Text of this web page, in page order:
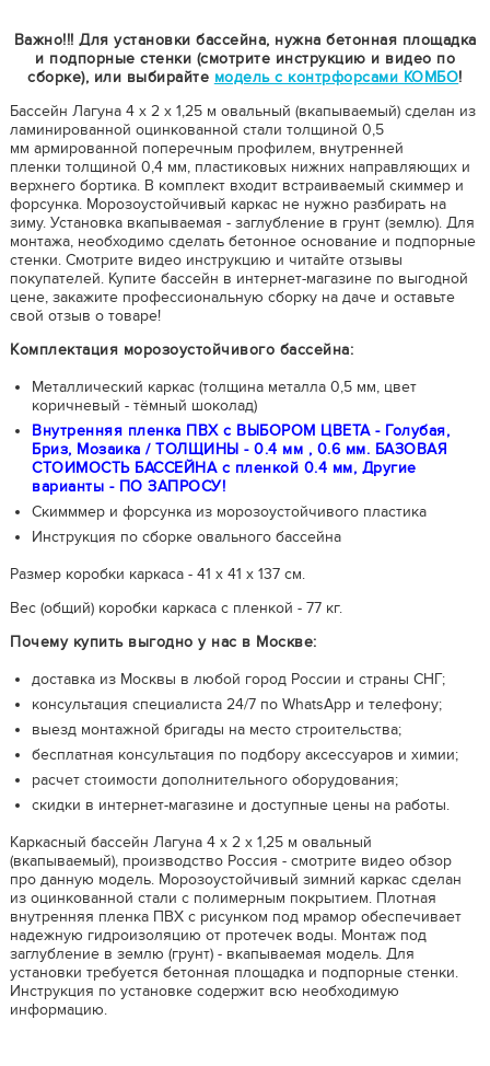
Важно!!! Для установки бассейна, нужна бетонная площадка
и подпорные стенки (смотрите инструкцию и видео по
сборке), или выбирайте модель с контрфорсами КОМБО!
Бассейн Лагуна 4 х 2 х 1,25 м овальный (вкапываемый) сделан из
ламинированной оцинкованной стали толщиной 0,5
мм армированной поперечным профилем, внутренней
пленки толщиной 0,4 мм, пластиковых нижних направляющих и
верхнего бортика. В комплект входит встраиваемый скиммер и
форсунка. Морозоустойчивый каркас не нужно разбирать на
зиму. Установка вкапываемая - заглубление в грунт (землю). Для
монтажа, необходимо сделать бетонное основание и подпорные
стенки. Смотрите видео инструкцию и читайте отзывы
покупателей. Купите бассейн в интернет-магазине по выгодной
цене, закажите профессиональную сборку на даче и оставьте
свой отзыв о товаре!
Комплектация морозоустойчивого бассейна:
Металлический каркас (толщина металла 0,5 мм, цвет
коричневый - тёмный шоколад)
Внутренняя пленка ПВХ с ВЫБОРОМ ЦВЕТА - Голубая,
Бриз, Мозаика / ТОЛЩИНЫ - 0.4 мм , 0.6 мм. БАЗОВАЯ
СТОИМОСТЬ БАССЕЙНА с пленкой 0.4 мм, Другие
варианты - ПО ЗАПРОСУ!
Скимммер и форсунка из морозоустойчивого пластика
Инструкция по сборке овального бассейна
Размер коробки каркаса - 41 х 41 х 137 см.
Вес (общий) коробки каркаса с пленкой - 77 кг.
Почему купить выгодно у нас в Москве:
доставка из Москвы в любой город России и страны СНГ;
консультация специалиста 24/7 по WhatsApp и телефону;
выезд монтажной бригады на место строительства;
бесплатная консультация по подбору аксессуаров и химии;
расчет стоимости дополнительного оборудования;
скидки в интернет-магазине и доступные цены на работы.
Каркасный бассейн Лагуна 4 х 2 х 1,25 м овальный
(вкапываемый), производство Россия - смотрите видео обзор
про данную модель. Морозоустойчивый зимний каркас сделан
из оцинкованной стали с полимерным покрытием. Плотная
внутренняя пленка ПВХ с рисунком под мрамор обеспечивает
надежную гидроизоляцию от протечек воды. Монтаж под
заглубление в землю (грунт) - вкапываемая модель. Для
установки требуется бетонная площадка и подпорные стенки.
Инструкция по установке содержит всю необходимую
информацию.